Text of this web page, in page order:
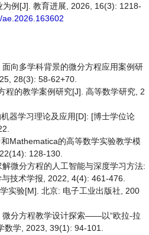
例[J]. 教育进展, 2026, 16(3): 1218-
向多学科背景的微分方程应用案例研
28(3): 58-62+70.
程的教学案例研究[J]. 高等数学研究, 2
器学习理论及应用[D]: [博士学位论
Mathematica的高等数学实验教学模
128-130.
微分方程的人工智能与深度学习方法:
技术学报, 2022, 4(4): 461-476.
实验[M]. 北京: 电子工业出版社, 200
微分方程教学设计探索——以“欧拉-拉
数学, 2023, 39(1): 94-101.